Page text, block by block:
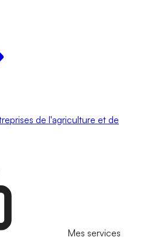
de l'agriculture et de
Mes services